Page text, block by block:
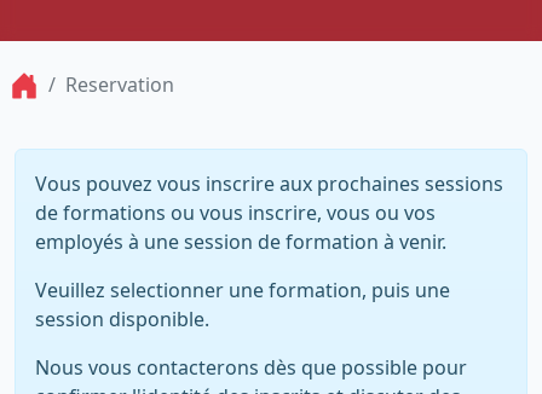
Reservation
Vous pouvez vous inscrire aux prochaines sessions
de formations ou vous inscrire, vous ou vos
employés à une session de formation à venir.
Veuillez selectionner une formation, puis une
session disponible.
Nous vous contacterons dès que possible pour